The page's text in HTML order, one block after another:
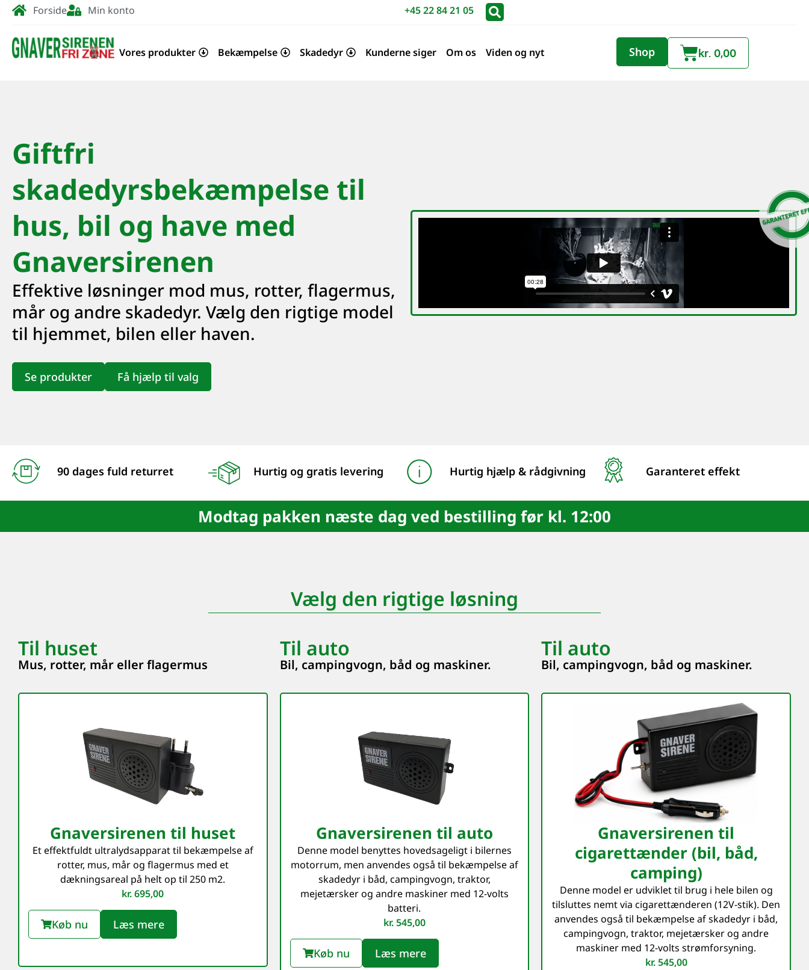
Forside Min konto +45 22 84 21 05
Vores produkter Bekæmpelse Skadedyr Kunderne siger Om os Viden og nyt Shop kr.0,00
Giftfri
skadedyrsbekæmpelse til
hus, bil og have med
Gnaversirenen
Effektive løsninger mod mus, rotter, flagermus,
mår og andre skadedyr. Vælg den rigtige model
til hjemmet, bilen eller haven.
Se produkter Få hjælp til valg
90 dages fuld returret Hurtig og gratis levering Hurtig hjælp & rådgivning Garanteret effekt
Modtag pakken næste dag ved bestilling før kl. 12:00
Vælg den rigtige løsning
Til huset
Mus, rotter, mår eller flagermus
Gnaversirenen til huset
Et effektfuldt ultralydsapparat til bekæmpelse af
rotter, mus, mår og flagermus med et
dækningsareal på helt op til 250 m2.
kr.695,00
Køb nu Læs mere
Til auto
Bil, campingvogn, båd og maskiner.
Gnaversirenen til auto
Denne model benyttes hovedsageligt i bilernes
motorrum, men anvendes også til bekæmpelse af
skadedyr i båd, campingvogn, traktor,
mejetærsker og andre maskiner med 12-volts
batteri.
kr.545,00
Køb nu Læs mere
Til auto
Bil, campingvogn, båd og maskiner.
Gnaversirenen til
cigarettænder (bil, båd,
camping)
Denne model er udviklet til brug i hele bilen og
tilsluttes nemt via cigarettænderen (12V-stik). Den
anvendes også til bekæmpelse af skadedyr i båd,
campingvogn, traktor, mejetærsker og andre
maskiner med 12-volts strømforsyning.
kr.545,00